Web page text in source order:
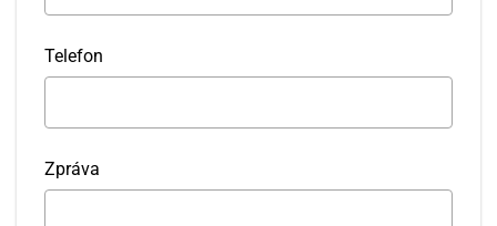
Telefon
Zpráva